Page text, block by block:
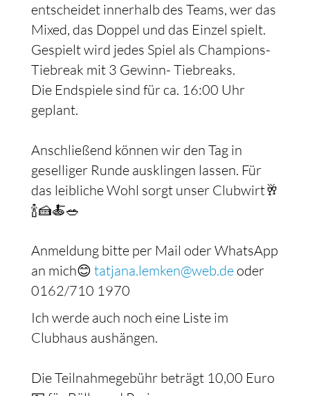
entscheidet innerhalb des Teams, wer das
Mixed, das Doppel und das Einzel spielt.
Gespielt wird jedes Spiel als Champions-
Tiebreak mit 3 Gewinn- Tiebreaks.
Die Endspiele sind für ca. 16:00 Uhr
geplant.
Anschließend können wir den Tag in
geselliger Runde ausklingen lassen. Für
das leibliche Wohl sorgt unser Clubwirt🥂
🍾🍰🍝🥗
Anmeldung bitte per Mail oder WhatsApp
an mich😊 tatjana.lemken@web.de oder
0162/710 1970
Ich werde auch noch eine Liste im
Clubhaus aushängen.
Die Teilnahmegebühr beträgt 10,00 Euro